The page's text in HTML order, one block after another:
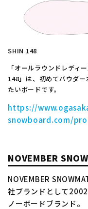
SHIN 148
「オールラウンドレディ
148」は、初めてパウダ
たいボードです。
https://
snowboard.com/
NOVEMBER
NOVEMBER
社ブランドとして
ノーボードブランド。